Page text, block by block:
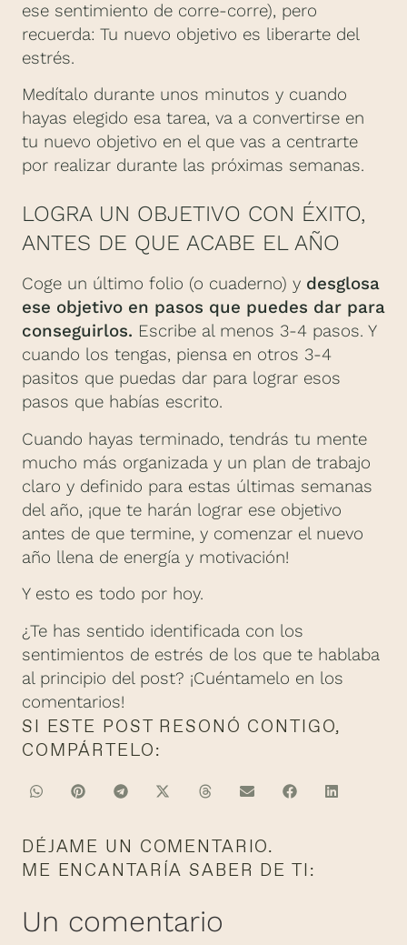
ese sentimiento de corre-corre), pero
recuerda: Tu nuevo objetivo es liberarte del
estrés.
Medítalo durante unos minutos y cuando
hayas elegido esa tarea, va a convertirse en
tu nuevo objetivo en el que vas a centrarte
por realizar durante las próximas semanas.
LOGRA UN OBJETIVO CON ÉXITO,
ANTES DE QUE ACABE EL AÑO
Coge un último folio (o cuaderno) y desglosa
ese objetivo en pasos que puedes dar para
conseguirlos. Escribe al menos 3-4 pasos. Y
cuando los tengas, piensa en otros 3-4
pasitos que puedas dar para lograr esos
pasos que habías escrito.
Cuando hayas terminado, tendrás tu mente
mucho más organizada y un plan de trabajo
claro y definido para estas últimas semanas
del año, ¡que te harán lograr ese objetivo
antes de que termine, y comenzar el nuevo
año llena de energía y motivación!
Y esto es todo por hoy.
¿Te has sentido identificada con los
sentimientos de estrés de los que te hablaba
al principio del post? ¡Cuéntamelo en los
comentarios!
SI ESTE POST RESONÓ CONTIGO,
COMPÁRTELO:
DÉJAME UN COMENTARIO.
ME ENCANTARÍA SABER DE TI:
Un comentario